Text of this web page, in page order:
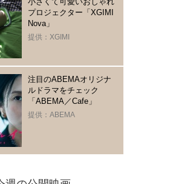
プロジェクター「XGIMI
Nova」
提供：XGIMI
注目のABEMAオリジナ
ルドラマをチェック
「ABEMA／Cafe」
提供：ABEMA